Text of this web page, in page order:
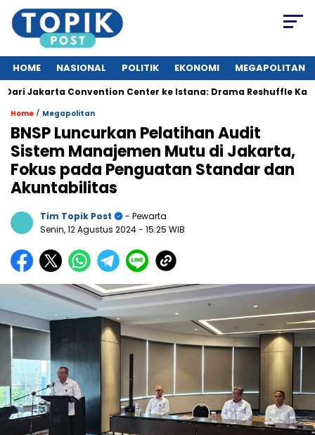
HOME NASIONAL POLITIK EKONOMI MEGAPOLITAN
Convention Center ke Istana: Drama Reshuffle Kabinet
Home / Megapolitan
BNSP Luncurkan Pelatihan Audit
Sistem Manajemen Mutu di Jakarta,
Fokus pada Penguatan Standar dan
Akuntabilitas
Tim Topik Post
- Pewarta
Senin, 12 Agustus 2024- 15:25 WIB